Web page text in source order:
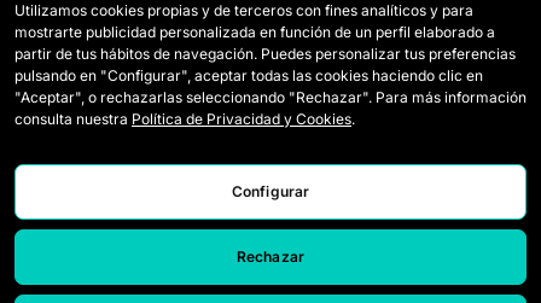
Utilizamos cookies propias y de terceros con fines analíticos y para
mostrarte publicidad personalizada en función de un perfil elaborado a
partir de tus hábitos de navegación. Puedes personalizar tus preferencias
pulsando en "Configurar", aceptar todas las cookies haciendo clic en
"Aceptar", o rechazarlas seleccionando "Rechazar". Para más información
consulta nuestra Política de Privacidad y Cookies.
Configurar
Rechazar